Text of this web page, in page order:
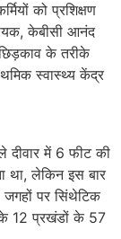
को प्रशिक्षण
केबीसी आनंद
के तरीके
स्वास्थ्य केंद्र
दीवार में 6 फीट की
था, लेकिन इस बार
जगहों पर सिंथेटिक
के 12 प्रखंडों के 57